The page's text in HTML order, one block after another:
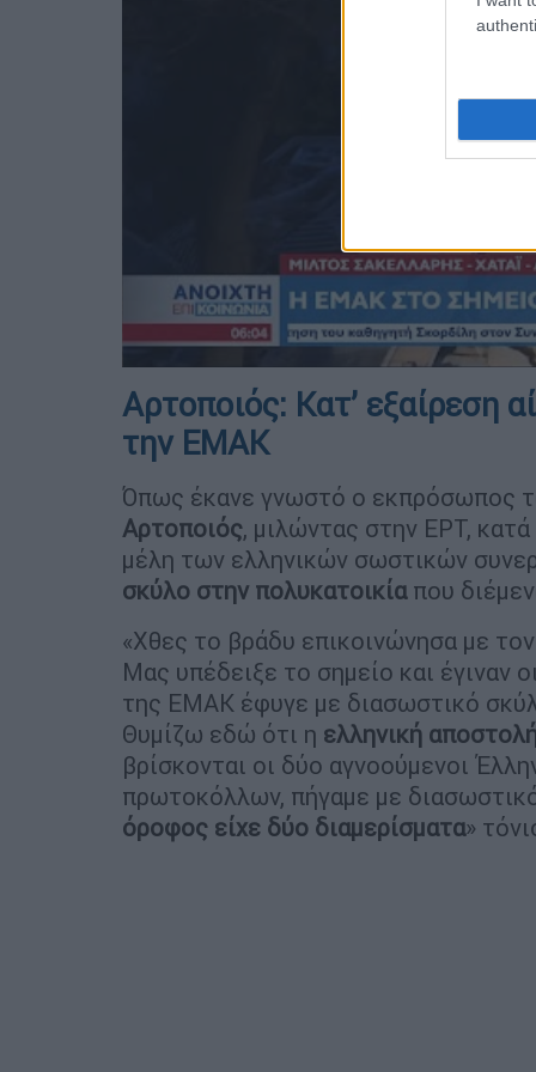
Αρτοποιός: Κατ’ εξαίρεση
την ΕΜΑΚ
Όπως έκανε γνωστό ο εκπρόσωπος
Αρτοποιός, μιλώντας στην ΕΡΤ,
μέλη των ελληνικών σωστικών
σκύλο στην πολυκατοικίαπου
«Χθες το βράδυ επικοινώνησα με τον
Μας υπέδειξε το σημείο και έγιναν
της ΕΜΑΚ έφυγε με διασωστικό
Θυμίζω εδώ ότι η ελληνική
βρίσκονται οι δύο αγνοούμενοι
πρωτοκόλλων, πήγαμε με
όροφος είχε δύο διαμερίσματα»